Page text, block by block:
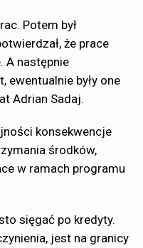
Potem był
że prace
A następnie
ewentualnie były one
Adrian Sadaj.
konsekwencje
środków,
w ramach programu
sięgać po kredyty.
jest na granicy